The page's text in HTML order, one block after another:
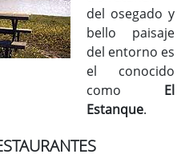
del osegado y
bello paisaje
del entorno es
el conocido
como El
Estanque.